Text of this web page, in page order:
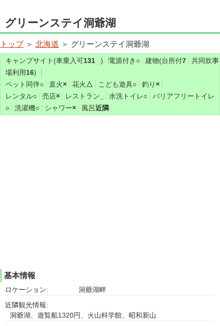
グリーンステイ洞爺湖
トップ＞ 北海道 ＞ グリーンステイ洞爺湖
キャンプサイト(車乗入可131 ) 電源付き ○ 建物(台所付7
共同炊事
場利用16)
ペット同伴○ 直火× 花火 △ こども遊具○ 釣り ×
レンタル○ 売店× レストラン 水洗トイレ○
バリアフリートイレ
○
洗濯機○ シャワー× 風呂近隣
基本情報
ロケーション:
洞爺湖畔
近隣観光情報:
洞爺湖、遊覧船1320円、火山科学館、昭和新山